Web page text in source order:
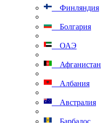
Финляндия
Болгария
ОАЭ
Афганистан
Албания
Австралия
Барбадос